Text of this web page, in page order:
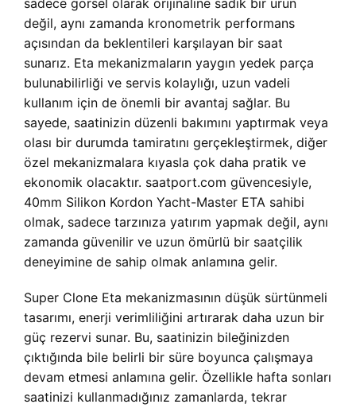
sadece görsel olarak orijinaline sadık bir ürün
değil, aynı zamanda kronometrik performans
açısından da beklentileri karşılayan bir saat
sunarız. Eta mekanizmaların yaygın yedek parça
bulunabilirliği ve servis kolaylığı, uzun vadeli
kullanım için de önemli bir avantaj sağlar. Bu
sayede, saatinizin düzenli bakımını yaptırmak veya
olası bir durumda tamiratını gerçekleştirmek, diğer
özel mekanizmalara kıyasla çok daha pratik ve
ekonomik olacaktır. saatport.com güvencesiyle,
40mm Silikon Kordon Yacht-Master ETA sahibi
olmak, sadece tarzınıza yatırım yapmak değil, aynı
zamanda güvenilir ve uzun ömürlü bir saatçilik
deneyimine de sahip olmak anlamına gelir.
Super Clone Eta mekanizmasının düşük sürtünmeli
tasarımı, enerji verimliliğini artırarak daha uzun bir
güç rezervi sunar. Bu, saatinizin bileğinizden
çıktığında bile belirli bir süre boyunca çalışmaya
devam etmesi anlamına gelir. Özellikle hafta sonları
saatinizi kullanmadığınız zamanlarda, tekrar